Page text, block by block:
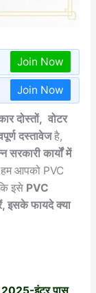
Join Now
Join Now
दोस्तों, वोटर
दस्तावेजहै,
सरकारी कार्यों में
आपको PVC
इसे PVC
फायदे क्या